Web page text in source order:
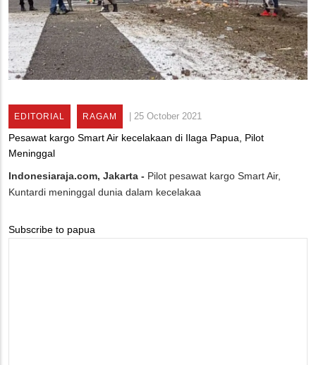
EDITORIAL RAGAM 25 October 2021
Pesawat kargo Smart Air kecelakaan di Ilaga Papua, Pilot
Meninggal
Indonesiaraja.com, Jakarta - Pilot pesawat kargo Smart Air,
Kuntardi meninggal dunia dalam kecelakaa
Subscribe to papua